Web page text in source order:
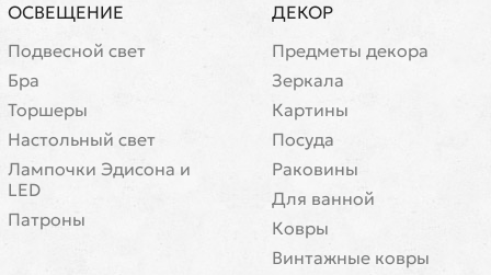
ОСВЕЩЕНИЕ
Подвесной свет
Бра
Торшеры
Настольный свет
Лампочки Эдисона и
LED
Патроны
ДЕКОР
Предметы декора
Зеркала
Картины
Посуда
Раковины
Для ванной
Ковры
Винтажные ковры